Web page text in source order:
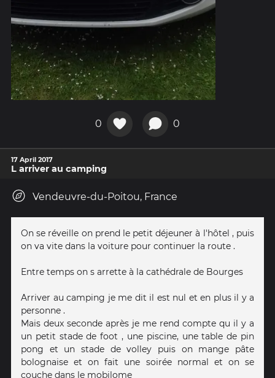
0 0
17 April 2017
L arriver au camping
Vendeuvre-du-Poitou, France
On se réveille on prend le petit déjeuner à l'hôtel , puis
on va vite dans la voiture pour continuer la route .
Entre temps on s arrette à la cathédrale de Bourges
Arriver au camping je me dit il est nul et en plus il y a
personne .
Mais deux seconde après je me rend compte qu il y a
un petit stade de foot , une piscine, une table de pin
pong et un stade de volley puis on mange pâte
bolognaise et on fait une soirée normal et on se
couche dans le mobilome